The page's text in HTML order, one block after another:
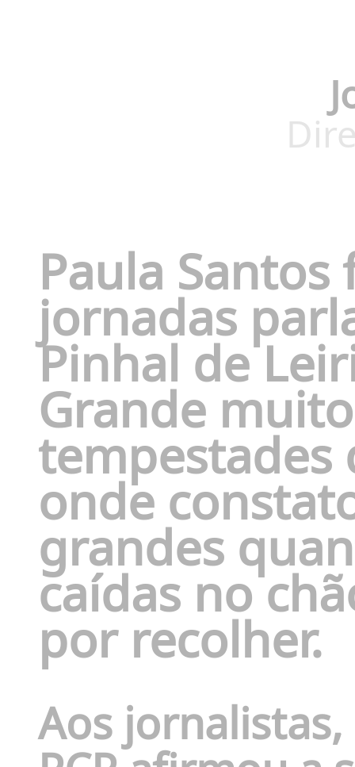
Paula
jornadas
Pinhal de
Grande muito
onde
grandes
caídas no
por recolher.
Aos